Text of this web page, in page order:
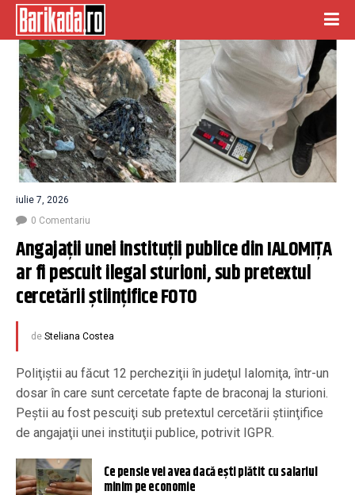
iulie 7, 2026
0 Comentariu
Angajații unei instituții publice din IALOMIŢA
ar fi pescuit ilegal sturioni, sub pretextul
cercetării științifice FOTO
de Steliana Costea
Poliţiştii au făcut 12 percheziţii în judeţul Ialomiţa, într-un
dosar în care sunt cercetate fapte de braconaj la sturioni.
Peştii au fost pescuiţi sub pretextul cercetării ştiinţifice
de angajaţii unei instituţii publice, potrivit IGPR.
Ce pensie vei avea dacă ești plătit cu salariul
minim pe economie